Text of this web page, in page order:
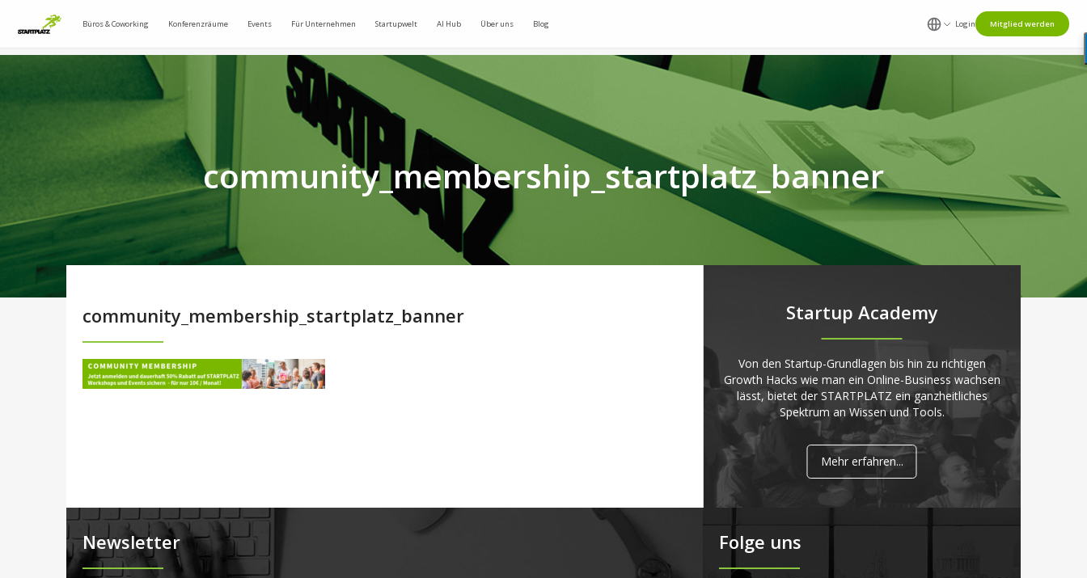
Büros & Coworking Konferenzräume Events Für Unternehmen Startupwelt AI Hub Über uns Blog Login Mitglied werden
community_membership_startplatz_banner
community_membership_startplatz_banner Startup Academy
Von den Startup-Grundlagen bis hin zu richtigen
Growth Hacks wie man ein Online-Business wachsen
lässt, bietet der STARTPLATZ ein ganzheitliches
Spektrum an Wissen und Tools.
Mehr erfahren...
Newsletter Folge uns